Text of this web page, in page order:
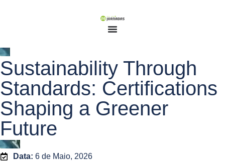
Sustainability Through
Standards: Certifications
Shaping a Greener
Future
Data: 6 de Maio, 2026